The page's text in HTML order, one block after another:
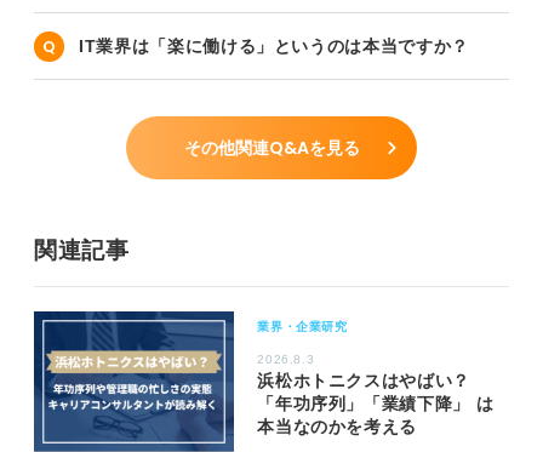
IT業界は「楽に働ける」というのは本当ですか？
その他関連Q&Aを見る
関連記事
業界・企業研究
2026.8.3
浜松ホトニクスはやばい？
「年功序列」「業績下降」 は
本当なのかを考える